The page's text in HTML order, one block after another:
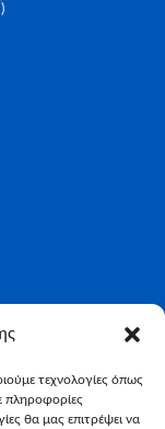
τεχνολογίες όπως
πληροφορίες
θα μας επιτρέψει να